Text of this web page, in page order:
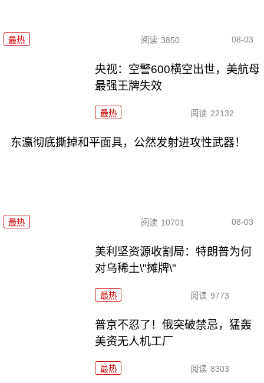
最热 阅读 3850 08-03
央视：空警600横空出世，美航母
最强王牌失效
最热 阅读 22132
东瀛彻底撕掉和平面具，公然发射进攻性武器！
最热 阅读 10701 08-03
美利坚资源收割局：特朗普为何
对乌稀土\"摊牌\"
最热 阅读 9773
普京不忍了！俄突破禁忌，猛轰
美资无人机工厂
最热 阅读 8303